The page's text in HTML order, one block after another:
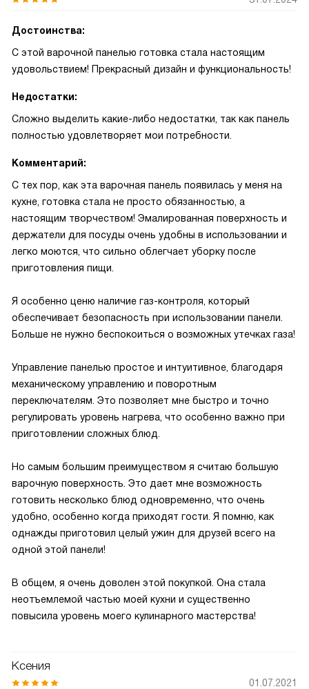
Достоинства:
С этой варочной панелью готовка стала настоящим
удовольствием! Прекрасный дизайн и функциональность!
Недостатки:
Сложно выделить какие-либо недостатки, так как панель
полностью удовлетворяет мои потребности.
Комментарий:
С тех пор, как эта варочная панель появилась у меня на
кухне, готовка стала не просто обязанностью, а
настоящим творчеством! Эмалированная поверхность и
держатели для посуды очень удобны в использовании и
легко моются, что сильно облегчает уборку после
приготовления пищи.
Я особенно ценю наличие газ-контроля, который
обеспечивает безопасность при использовании панели.
Больше не нужно беспокоиться о возможных утечках газа!
Управление панелью простое и интуитивное, благодаря
механическому управлению и поворотным
переключателям. Это позволяет мне быстро и точно
регулировать уровень нагрева, что особенно важно при
приготовлении сложных блюд.
Но самым большим преимуществом я считаю большую
варочную поверхность. Это дает мне возможность
готовить несколько блюд одновременно, что очень
удобно, особенно когда приходят гости. Я помню, как
однажды приготовил целый ужин для друзей всего на
одной этой панели!
В общем, я очень доволен этой покупкой. Она стала
неотъемлемой частью моей кухни и существенно
повысила уровень моего кулинарного мастерства!
Ксения
01.07.2021